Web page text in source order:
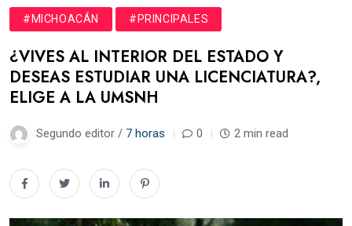
#MICHOACÁN #PRINCIPALES
¿VIVES AL INTERIOR DEL ESTADO Y
DESEAS ESTUDIAR UNA LICENCIATURA?,
ELIGE A LA UMSNH
Segundo editor / 7 horas 0 2 min read